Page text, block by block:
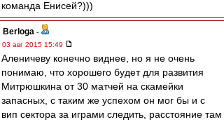
команда Енисей?)))
Berloga -
03 авг 2015 15:49
Аленичеву конечно виднее, но я не очень
понимаю, что хорошего будет для развития
Митрюшкина от 30 матчей на скамейки
запасных, с таким же успехом он мог бы и с
вип сектора за играми следить, расстояние там